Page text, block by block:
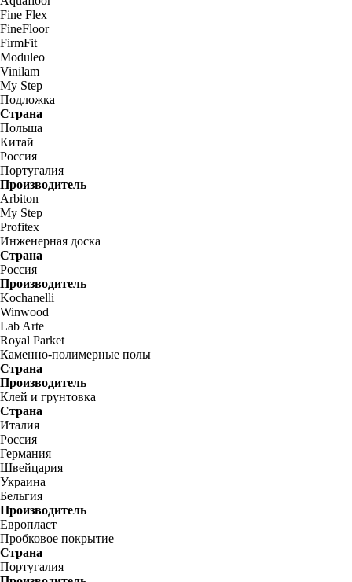
Fine Flex
FineFloor
FirmFit
Moduleo
Vinilam
My Step
Подложка
Страна
Польша
Китай
Россия
Португалия
Производитель
Arbiton
My Step
Profitex
Инженерная доска
Страна
Россия
Производитель
Kochanelli
Winwood
Lab Arte
Royal Parket
Каменно-полимерные полы
Страна
Производитель
Клей и грунтовка
Страна
Италия
Россия
Германия
Швейцария
Украина
Бельгия
Производитель
Европласт
Пробковое покрытие
Страна
Португалия